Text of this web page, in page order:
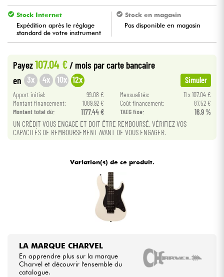
Violons & Quatuor
Eveil Musical
Câbles & Access.
HiFi
Packs
Stock Internet
Expédition après le réglage
standard de votre instrument
Stock en magasin
Pas disponible en magasin
Payez107.04 €/ mois par carte bancaire
en 3x 4x 10x 12x Simuler
Apport initial: 99.08 € Mensualités:
11 x 107.04 €
Montant financement:
1089.92 € Coût financement:
87.52 €
Montant total dù:
1177.44 € TAEG fixe: 16.9 %
UN CRÉDIT VOUS ENGAGE ET DOIT ÊTRE REMBOURSÉ. VÉRIFIEZ VOS
CAPACITÉS DE REMBOURSEMENT AVANT DE VOUS ENGAGER.
Variation(s) de ce produit.
LA MARQUE CHARVEL
En apprendre plus sur la marque
Charvel et découvrir l'ensemble du
catalogue.